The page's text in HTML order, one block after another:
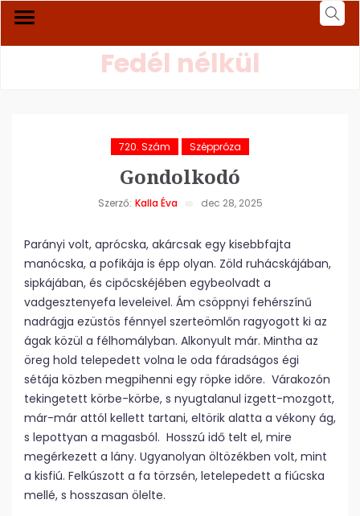
Fedél nélkül
720. Szám Széppróza
Gondolkodó
Szerző: Kalla Éva dec 28, 2025
Parányi volt, aprócska, akárcsak egy kisebbfajta
manócska, a pofikája is épp olyan. Zöld ruhácskájában,
sipkájában, és cipőcskéjében egybeolvadt a
vadgesztenyefa leveleivel. Ám csöppnyi fehérszínű
nadrágja ezüstös fénnyel szerteömlőn ragyogott ki az
ágak közül a félhomályban. Alkonyult már. Mintha az
öreg hold telepedett volna le oda fáradságos égi
sétája közben megpihenni egy röpke időre. Várakozón
tekingetett körbe-körbe, s nyugtalanul izgett-mozgott,
már-már attól kellett tartani, eltörik alatta a vékony ág,
s lepottyan a magasból. Hosszú idő telt el, mire
megérkezett a lány. Ugyanolyan öltözékben volt, mint
a kisfiú. Felkúszott a fa törzsén, letelepedett a fiúcska
mellé, s hosszasan ölelte.